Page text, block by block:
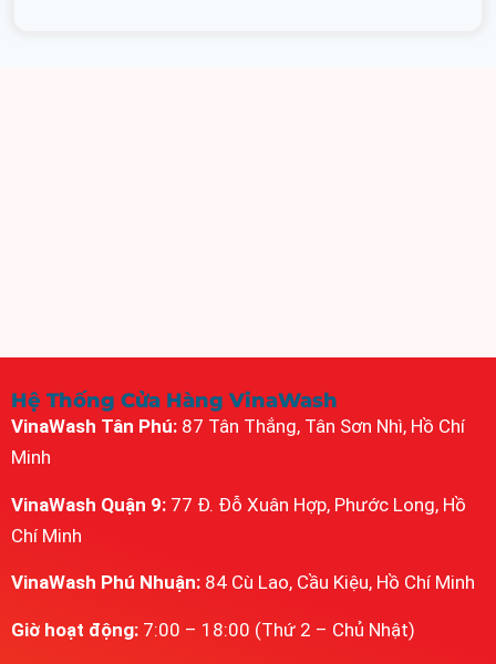
Hệ Thống Cửa Hàng VinaWash
VinaWash Tân Phú: 87 Tân Thắng, Tân Sơn Nhì, Hồ Chí
Minh
VinaWash Quận 9: 77 Đ. Đỗ Xuân Hợp, Phước Long, Hồ
Chí Minh
VinaWash Phú Nhuận: 84 Cù Lao, Cầu Kiệu, Hồ Chí Minh
Giờ hoạt động: 7:00 – 18:00 (Thứ 2 – Chủ Nhật)